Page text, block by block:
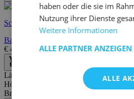
Schnelle Lieferung
Badregal Barkley | 40 x 22 x 86 cm |
€ 49,95 72,00
Länge:
Höhe:
Breite/Tiefe:
haben oder die sie im
Nutzung ihrer Dienste
Weitere Informationen
ALLE PARTNER ANZEIGEN
ALLE